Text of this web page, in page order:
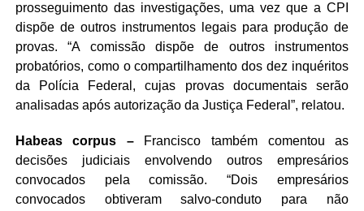
prosseguimento das investigações, uma vez que a CPI
dispõe de outros instrumentos legais para produção de
provas. “A comissão dispõe de outros instrumentos
probatórios, como o compartilhamento dos dez inquéritos
da Polícia Federal, cujas provas documentais serão
analisadas após autorização da Justiça Federal”, relatou.
Habeas corpus –Francisco também comentou as
decisões judiciais envolvendo outros empresários
convocados pela comissão. “Dois empresários
convocados obtiveram salvo-conduto para não